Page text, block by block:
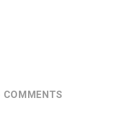
COMMENTS